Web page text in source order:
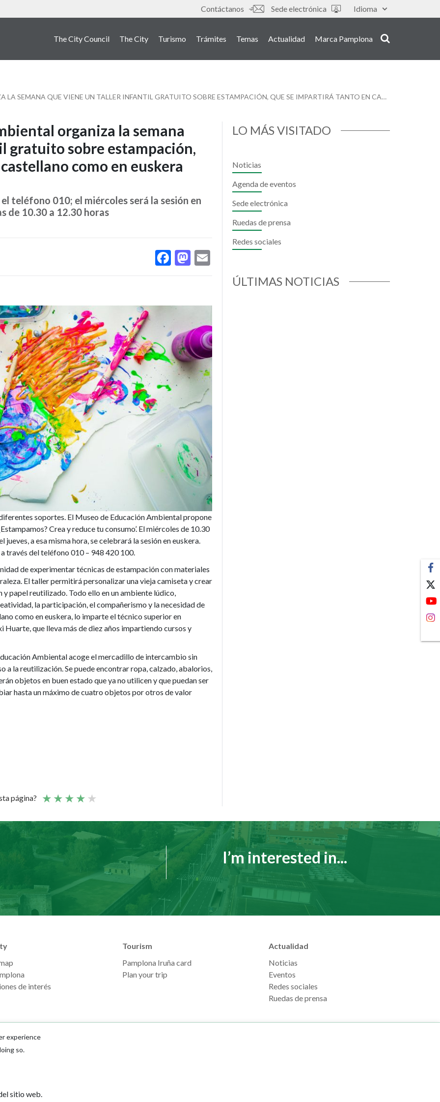
Idioma
Tools
Contáctanos Sede electrónica
The City Council The City Turismo Trámites Temas Actualidad Marca Pamplona
EL MUSEO DE EDUCACIÓN AMBIENTAL ORGANIZA LA SEMANA QUE VIENE UN TALLER INFANTIL GRATUITO SOBRE ESTAMPACIÓN, QUE SE IMPARTIRÁ TANTO EN CASTELLANO COMO EN EUSKERA
organiza la semana
gratuito sobre estampación,
como en euskera
teléfono 010; el miércoles será la sesión en
de 10.30 a 12.30 horas
Facebook
Mastodon
Email
soportes. El Museo de Educación Ambiental propone
Crea y reduce tu consumo’. El miércoles de 10.30
a esa misma hora, se celebrará la sesión en euskera.
través del teléfono 010 – 948 420 100.
de experimentar técnicas de estampación con materiales
El taller permitirá personalizar una vieja camiseta y crear
papel reutilizado. Todo ello en un ambiente lúdico,
la participación, el compañerismo y la necesidad de
como en euskera, lo imparte el técnico superior en
que lleva más de diez años impartiendo cursos y
Ambiental acoge el mercadillo de intercambio sin
a la reutilización. Se puede encontrar ropa, calzado, abalorios,
objetos en buen estado que ya no utilicen y que puedan ser
hasta un máximo de cuatro objetos por otros de valor
página?
LO MÁS VISITADO
Noticias
Agenda de eventos
Sede electrónica
Ruedas de prensa
Redes sociales
ÚLTIMAS NOTICIAS
I’m interested in...
de interés
Tourism
Pamplona Iruña card
Plan your trip
Actualidad
Noticias
Eventos
Redes sociales
Ruedas de prensa
experience
so.
sitio web.